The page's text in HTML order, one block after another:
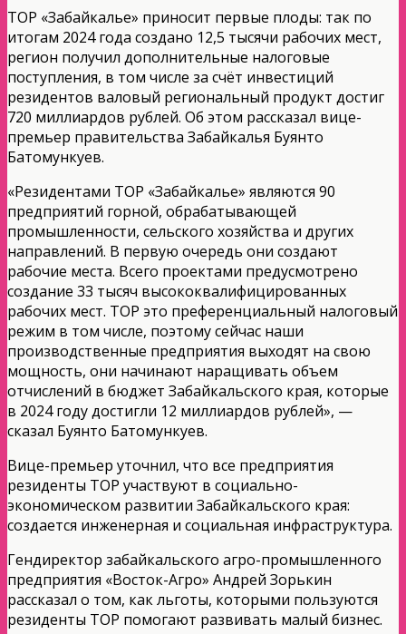
ТОР «Забайкалье» приносит первые плоды: так по
итогам 2024 года создано 12,5 тысячи рабочих мест,
регион получил дополнительные налоговые
поступления, в том числе за счёт инвестиций
резидентов валовый региональный продукт достиг
720 миллиардов рублей. Об этом рассказал вице-
премьер правительства Забайкалья Буянто
Батомункуев.
«Резидентами ТОР «Забайкалье» являются 90
предприятий горной, обрабатывающей
промышленности, сельского хозяйства и других
направлений. В первую очередь они создают
рабочие места. Всего проектами предусмотрено
создание 33 тысяч высококвалифицированных
рабочих мест. ТОР это преференциальный налоговый
режим в том числе, поэтому сейчас наши
производственные предприятия выходят на свою
мощность, они начинают наращивать объем
отчислений в бюджет Забайкальского края, которые
в 2024 году достигли 12 миллиардов рублей», —
сказал Буянто Батомункуев.
Вице-премьер уточнил, что все предприятия
резиденты ТОР участвуют в социально-
экономическом развитии Забайкальского края:
создается инженерная и социальная инфраструктура.
Гендиректор забайкальского агро-промышленного
предприятия «Восток-Агро» Андрей Зорькин
рассказал о том, как льготы, которыми пользуются
резиденты ТОР помогают развивать малый бизнес.